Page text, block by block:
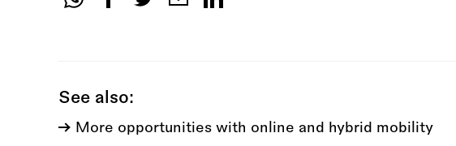
Share
See also:
More opportunities with online and hybrid mobility